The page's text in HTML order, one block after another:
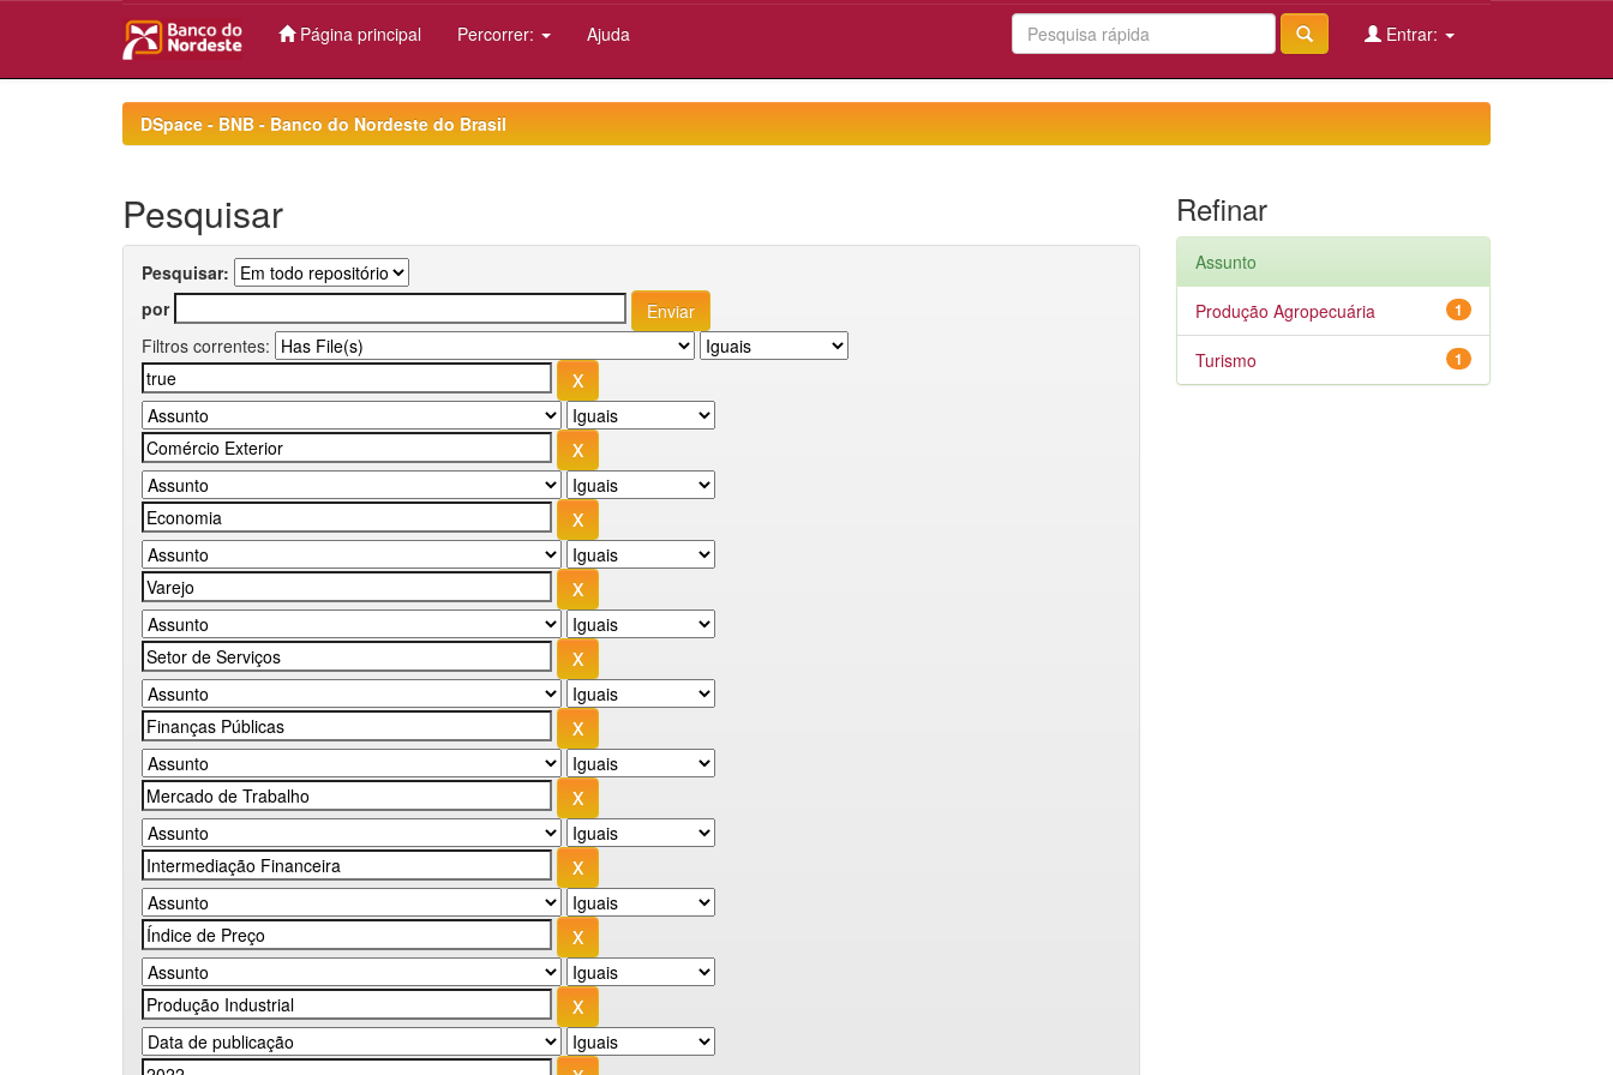
Página principal Percorrer: Ajuda Entrar:
DSpace - BNB - Banco do Nordeste do Brasil
Pesquisar
Pesquisar:
por
Filtros correntes:
Refinar
Assunto
1
Produção Agropecuária
1
Turismo